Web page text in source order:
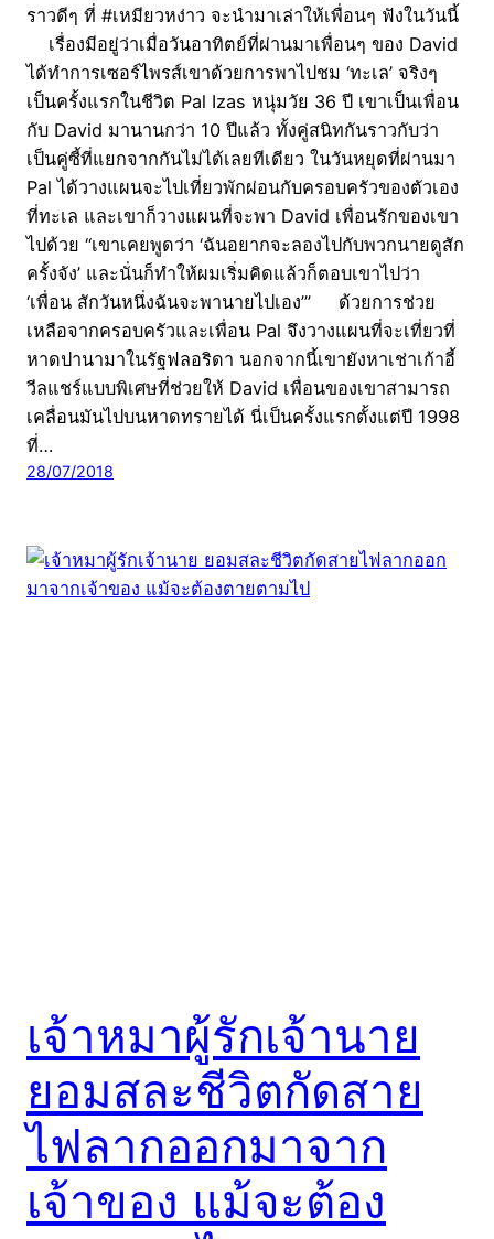
ราวดีๆ ที่ #เหมียวหง่าว จะนำมาเล่าให้เพื่อนๆ ฟังในวันนี้
เรื่องมีอยู่ว่าเมื่อวันอาทิตย์ที่ผ่านมาเพื่อนๆ ของ David
ได้ทำการเซอร์ไพรส์เขาด้วยการพาไปชม ‘ทะเล’ จริงๆ
เป็นครั้งแรกในชีวิต Pal Izas หนุ่มวัย 36 ปี เขาเป็นเพื่อน
กับ David มานานกว่า 10 ปีแล้ว ทั้งคู่สนิทกันราวกับว่า
เป็นคู่ซี้ที่แยกจากกันไม่ได้เลยทีเดียว ในวันหยุดที่ผ่านมา
Pal ได้วางแผนจะไปเที่ยวพักผ่อนกับครอบครัวของตัวเอง
ที่ทะเล และเขาก็วางแผนที่จะพา David เพื่อนรักของเขา
ไปด้วย “เขาเคยพูดว่า ‘ฉันอยากจะลองไปกับพวกนายดูสัก
ครั้งจัง’ และนั่นก็ทำให้ผมเริ่มคิดแล้วก็ตอบเขาไปว่า
‘เพื่อน สักวันหนึ่งฉันจะพานายไปเอง’” ด้วยการช่วย
เหลือจากครอบครัวและเพื่อน Pal จึงวางแผนที่จะเที่ยวที่
หาดปานามาในรัฐฟลอริดา นอกจากนี้เขายังหาเช่าเก้าอี้
วีลแชร์แบบพิเศษที่ช่วยให้ David เพื่อนของเขาสามารถ
เคลื่อนมันไปบนหาดทรายได้ นี่เป็นครั้งแรกตั้งแต่ปี 1998
ที่…
28/07/2018
เจ้าหมาผู้รักเจ้านาย
ยอมสละชีวิตกัดสาย
ไฟลากออกมาจาก
เจ้าของ แม้จะต้อง